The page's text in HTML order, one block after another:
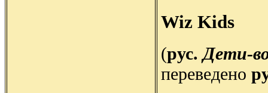
Wiz Kids
(рус.Дети-
переведено